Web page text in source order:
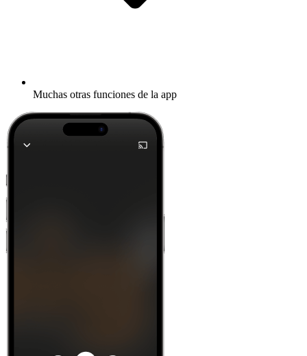
Muchas otras funciones de la app